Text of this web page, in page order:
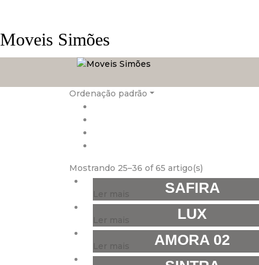
Moveis Simões
Ordenação padrão
Mostrando 25–36 of 65 artigo(s)
Ler mais SAFIRA
Ler mais LUX
Ler mais AMORA 02